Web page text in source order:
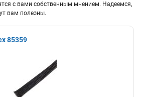
с вами собственным мнением. Надеемся,
вам полезны.
85359